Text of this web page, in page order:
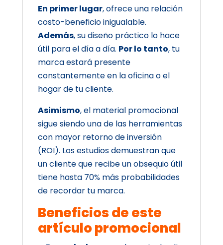
En primer lugar, ofrece una relación
costo-beneficio inigualable.
Además, su diseño práctico lo hace
útil para el día a día. Por lo tanto, tu
marca estará presente
constantemente en la oficina o el
hogar de tu cliente.
Asimismo, el material promocional
sigue siendo una de las herramientas
con mayor retorno de inversión
(ROI). Los estudios demuestran que
un cliente que recibe un obsequio útil
tiene hasta 70% más probabilidades
de recordar tu marca.
Beneficios de este
artículo promocional